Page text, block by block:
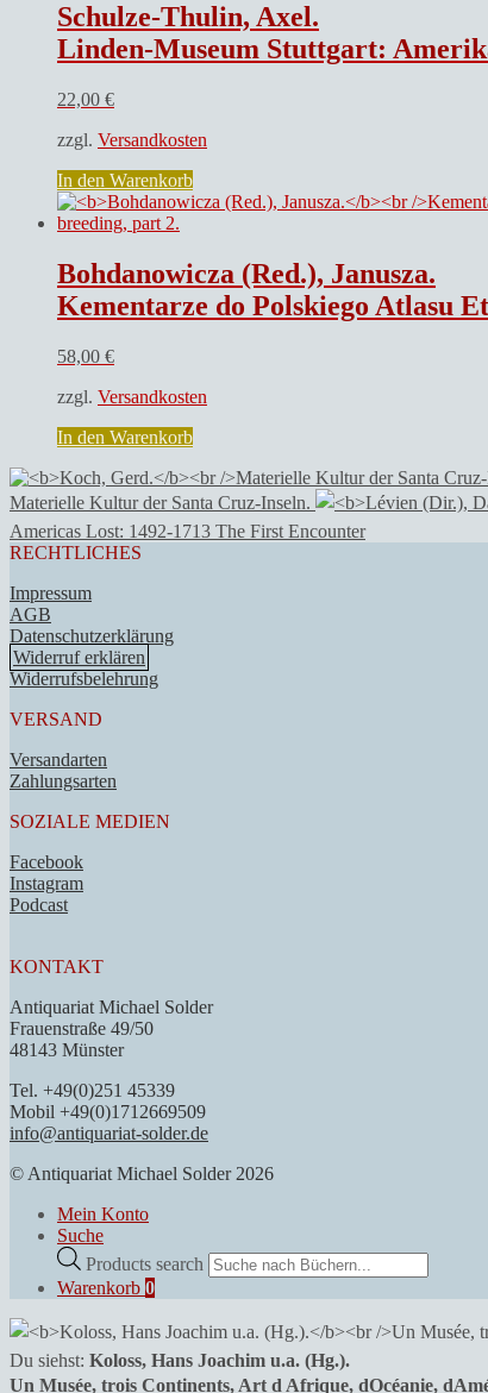
Schulze-Thulin, Axel.
Linden-Museum Stuttgart:
22,00 €
zzgl. Versandkosten
In den Warenkorb
Bohdanowicza (Red.), Janusza.
Kementarze do Polskiego Atlasu
58,00 €
zzgl. Versandkosten
In den Warenkorb
Materielle Kultur der Santa Cruz-Inseln.
Americas Lost: 1492-1713 The First Encounter
RECHTLICHES
Impressum
AGB
Datenschutzerklärung
Widerruf erklären
Widerrufsbelehrung
VERSAND
Versandarten
Zahlungsarten
SOZIALE MEDIEN
Facebook
Instagram
Podcast
KONTAKT
Antiquariat Michael Solder
Frauenstraße 49/50
48143 Münster
Tel. +49(0)251 45339
Mobil +49(0)1712669509
info@antiquariat-solder.de
© Antiquariat Michael Solder 2026
Mein Konto
Suche
Products search
Warenkorb 0
Du siehst: Koloss, Hans Joachim u.a. (Hg.).
Un Musée, trois Continents, Art d Afrique, dOcéanie,